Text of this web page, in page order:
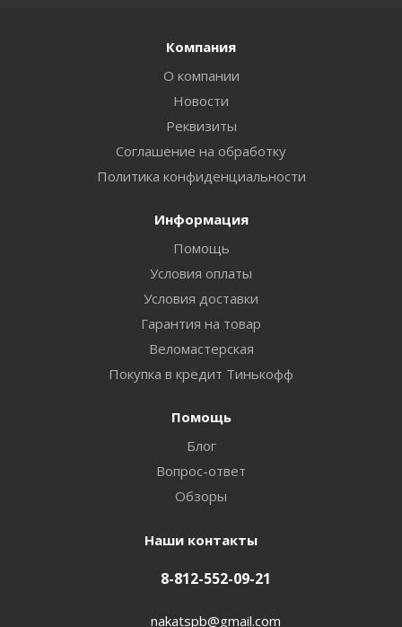
Компания
О компании
Новости
Реквизиты
Соглашение на обработку
Политика конфиденциальности
Информация
Помощь
Условия оплаты
Условия доставки
Гарантия на товар
Веломастерская
Покупка в кредит Тинькофф
Помощь
Блог
Вопрос-ответ
Обзоры
Наши контакты
8-812-552-09-21
nakatspb@gmail.com